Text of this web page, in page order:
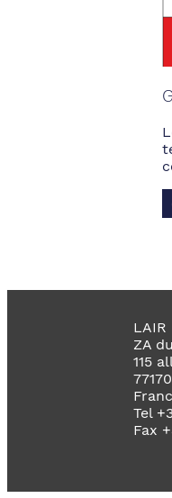
LAIR
ZA
115
Tel
Fax